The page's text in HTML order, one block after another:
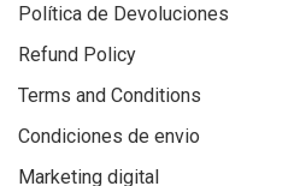
Política de Devoluciones
Refund Policy
Terms and Conditions
Condiciones de envio
Marketing digital